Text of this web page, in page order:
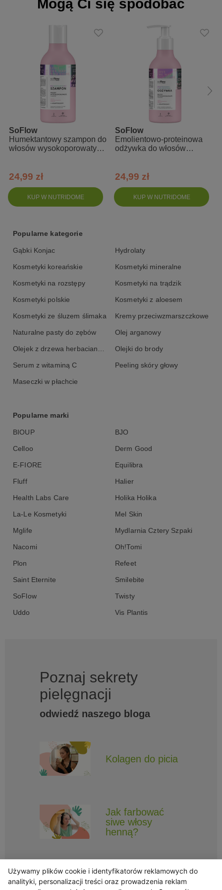
Officinalis Root Extract, Nigella Sativa Seed Oil, Linum
Usitatissimum Seed Oil, Cucurbita Pepo Seed Oil, Tocopherol,
Acid, Parfum, Sodium Benzoate, Potassium Sorbate, Hexyl
Mogą Ci się spodobać
KUP W NUTRIDOME
SoFlow
Humektantowy szampon do
włosów wysokoporowatych
24,99 zł
KUP W NUTRIDOME
SoFlow
Emolientowo-proteinowa
odżywka do włosów
24,99 zł
Popularne kategorie
Gąbki Konjac Hydrolaty
Kosmetyki koreańskie Kosmetyki mineralne
Kosmetyki na rozstępy Kosmetyki na trądzik
Kosmetyki polskie Kosmetyki z aloesem
Kosmetyki ze śluzem ślimaka Kremy przeciwzmarszczkowe
Naturalne pasty do zębów Olej arganowy
Olejek z drzewa herbacianego Olejki do brody
Serum z witaminą C Peeling skóry głowy
Maseczki w płachcie
Popularne marki
BIOUP BJO
Celloo Derm Good
E-FIORE Equilibra
Fluff Halier
Health Labs Care Holika Holika
La-Le Kosmetyki Mel Skin
Mglife Mydlarnia Cztery Szpaki
Nacomi Oh!Tomi
Plon Refeet
Saint Eternite Smilebite
SoFlow Twisty
Uddo Vis Plantis
Poznaj sekrety
pielęgnacji
odwiedź naszego bloga
Kolagen do picia
Jak farbować
siwe włosy
henną?
Używamy plików cookie i identyfikatorów reklamowych do
analityki, personalizacji treści oraz prowadzenia reklam